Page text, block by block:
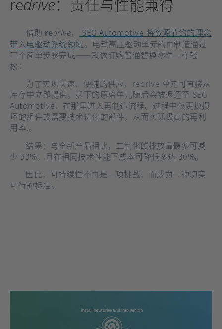
drive
借助 redrive，
SEG Automotive 将资源节约的理念
带入电驱动系统领域。电动高压驱动单元的再制造通过
三个简单步骤完成——就像订购普通替换零件一样轻
松：
为了实现快速、便捷的供应，redrive 单元可直接从
库存中立即提供。拆下的原始单元随后会被返还至 SEG
Automotive，在那里进入再制造流程。过程中仅更换损
坏的组件或需要技术优化的部件，从而实现极高的再利
用率.。
结果：与全新产品相比，二氧化碳排放量最多可减
少 99%，且在相同技术性能下成本可降低多达 30%。
因此，可持续性不再是一项挑战，而成为一种切实
可行的标准。